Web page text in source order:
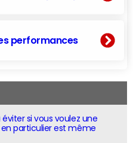
performances
si vous voulez une
particulier est même